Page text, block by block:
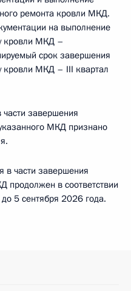
ремонта кровли МКД.
на выполнение
кровли МКД –
срок завершения
кровли МКД – III квартал
завершения
МКД признано
в части завершения
продолжен в соответствии
5 сентября 2026 года.